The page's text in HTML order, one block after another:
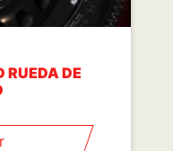
RUEDA DE